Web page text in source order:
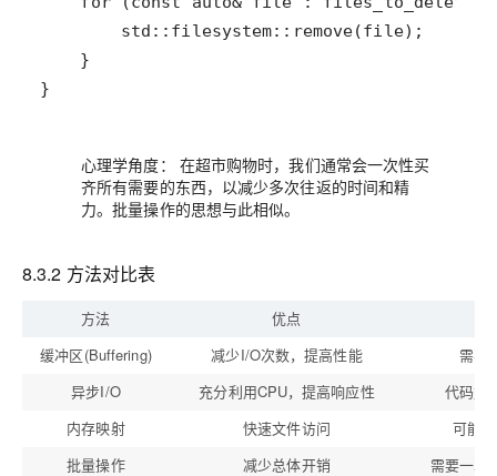
}
心理学角度：
在超市购物时，我们通常会一次性买
齐所有需要的东西，以减少多次往返的时间和精
力。批量操作的思想与此相似。
8.3.2 方法对比表
方法 优点
缓冲区(Buffering)
减少I/O次数，提高性能
需要
异步I/O
充分利用CPU，提高响应性
代码复
内存映射
快速文件访问
可能
批量操作
减少总体开销 需要一次